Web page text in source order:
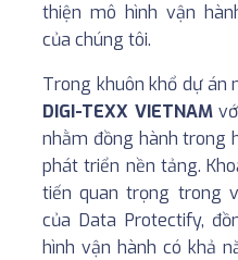
thiện mô hình vận
của chúng tôi.
Trong khuôn khổ dự án
DIGI-TEXX VIETNAM
nhằm đồng hành trong
phát triển nền tảng.
tiến quan trọng trong
của Data Protectify,
hình vận hành có khả